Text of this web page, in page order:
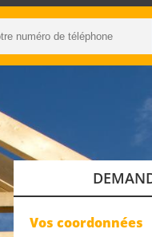
Vos coordonnées